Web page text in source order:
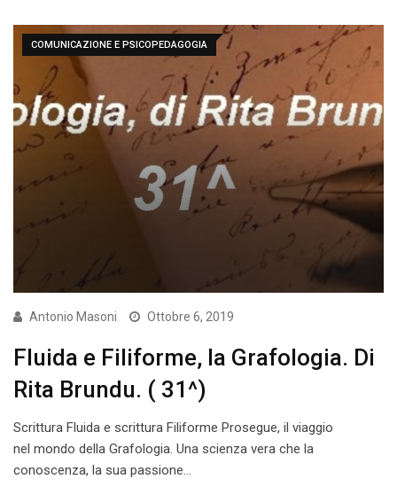
COMUNICAZIONE E PSICOPEDAGOGIA
Antonio Masoni Ottobre 6, 2019
Fluida e Filiforme, la Grafologia. Di
Rita Brundu. ( 31^)
Scrittura Fluida e scrittura Filiforme Prosegue, il viaggio
nel mondo della Grafologia. Una scienza vera che la
conoscenza, la sua passione…